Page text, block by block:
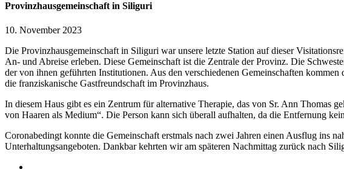
Provinzhausgemeinschaft in Siliguri
10. November 2023
Die Provinzhausgemeinschaft in Siliguri war unsere letzte Station auf dieser
An- und Abreise erleben. Diese Gemeinschaft ist die Zentrale der Provinz. Die
der von ihnen geführten Institutionen. Aus den verschiedenen Gemeinschaften
die franziskanische Gastfreundschaft im Provinzhaus.
In diesem Haus gibt es ein Zentrum für alternative Therapie, das von Sr. Ann Thomas
von Haaren als Medium“. Die Person kann sich überall aufhalten, da die Entfernung
Coronabedingt konnte die Gemeinschaft erstmals nach zwei Jahren einen Ausflug ins
Unterhaltungsangeboten. Dankbar kehrten wir am späteren Nachmittag zurück nach